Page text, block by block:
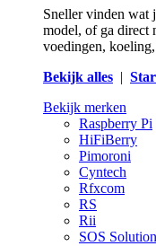
Sneller vinden wat
model, of ga direct
voedingen,
Bekijk alles |
Bekijk merken
Raspberry Pi
HiFiBerry
Pimoroni
Cyntech
Rfxcom
RS
Rii
SOS